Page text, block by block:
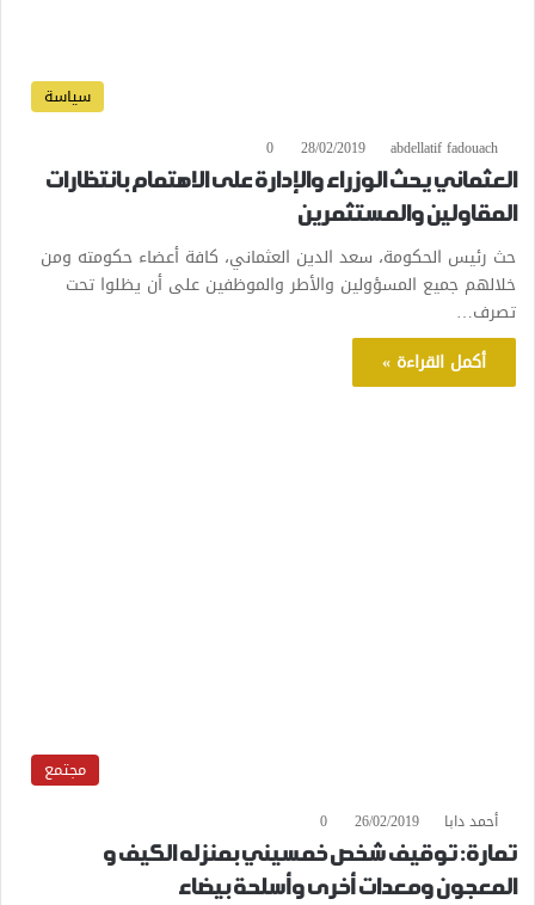
سياسة
abdellatif fadouach
28/02/2019
0
العثماني يحث الوزراء والإدارة على الاهتمام بانتظارات
المقاولين والمستثمرين
حث رئيس الحكومة، سعد الدين العثماني، كافة أعضاء حكومته ومن
خلالهم جميع المسؤولين والأطر والموظفين على أن يظلوا تحت
تصرف…
أكمل القراءة »
مجتمع
أحمد دابا 26/02/2019
0
تمارة: توقيف شخص خمسيني بمنزله الكيف و
المعجون ومعدات أخرى وأسلحة بيضاء